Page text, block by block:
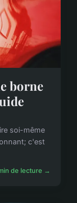
borne
soi-même
c'est
de lecture →